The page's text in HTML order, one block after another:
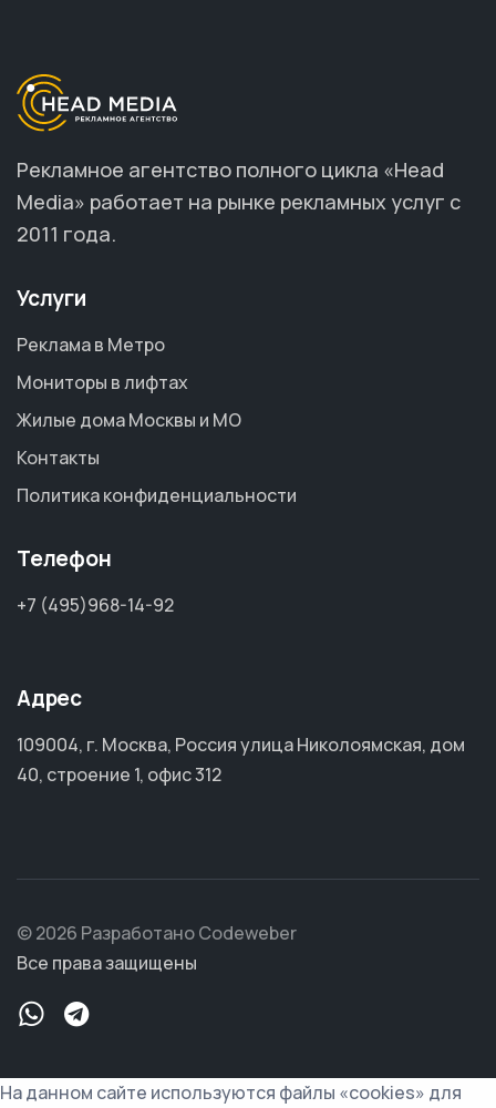
Рекламное агентство полного цикла «Head
Media» работает на рынке рекламных услуг с
2011 года.
Услуги
Реклама в Метро
Мониторы в лифтах
Жилые дома Москвы и МО
Контакты
Политика конфиденциальности
Телефон
+7 (495)968-14-92
Адрес
109004, г. Москва, Россия улица Николоямская, дом
40, строение 1, офис 312
© 2026 Разработано Codeweber
Все права защищены
На данном сайте используются файлы «cookies» для